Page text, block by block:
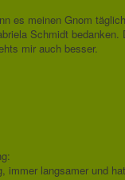
es meinen Gnom
Schmidt
mir auch besser.
immer langsamer und